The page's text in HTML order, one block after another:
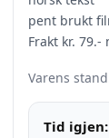
pent brukt
Frakt kr.
Varens
Tid igjen: